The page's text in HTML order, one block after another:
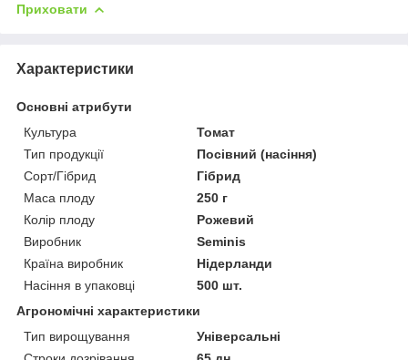
Приховати
Характеристики
Основні атрибути
Культура
Томат
Тип продукції
Посівний (насіння)
Сорт/Гібрид
Гібрид
Маса плоду
250 г
Колір плоду
Рожевий
Виробник
Seminis
Країна виробник
Нідерланди
Насіння в упаковці
500 шт.
Агрономічні характеристики
Тип вирощування
Універсальні